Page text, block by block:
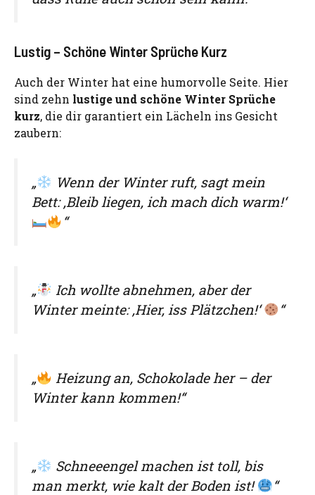
Lustig – Schöne Winter Sprüche Kurz
Auch der Winter hat eine humorvolle Seite. Hier
sind zehn lustige und schöne Winter Sprüche
kurz, die dir garantiert ein Lächeln ins Gesicht
zaubern:
„
Wenn der Winter ruft, sagt mein
Bett: ‚Bleib liegen, ich mach dich warm!‘
“
„
Ich wollte abnehmen, aber der
Winter meinte: ‚Hier, iss Plätzchen!‘
“
„
Heizung an, Schokolade her – der
Winter kann kommen!“
„
Schneeengel machen ist toll, bis
man merkt, wie kalt der Boden ist!
“